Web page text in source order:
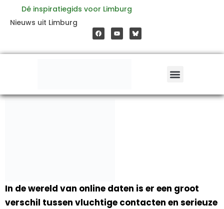
inhoud
Dé inspiratiegids voor Limburg
Nieuws uit Limburg
a
c
e
o
o
o
u
t
b
e
In de wereld van online daten is er een groot
verschil tussen vluchtige contacten en serieuze